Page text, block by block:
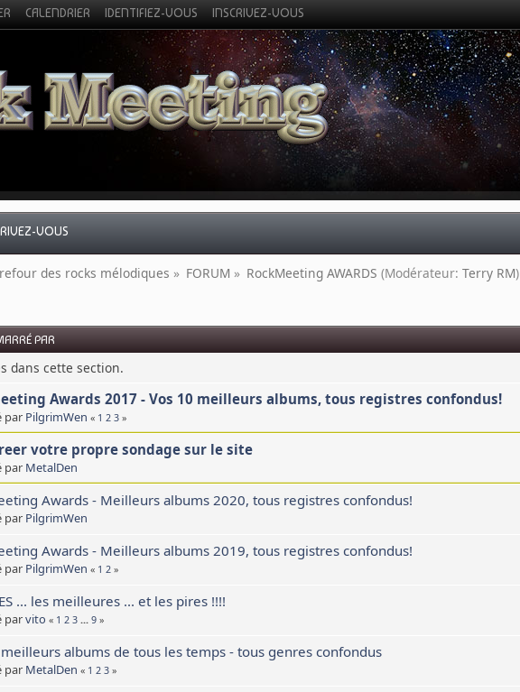
CALENDRIER IDENTIFIEZ-VOUS INSCRIVEZ-VOUS
VOUS
des rocks mélodiques » FORUM » RockMeeting AWARDS (Modérateur: Terry RM)
PAR
dans cette section.
Awards 2017 - Vos 10 meilleurs albums, tous registres confondus!
par PilgrimWen « 1 2 3»
votre propre sondage sur le site
par MetalDen
Awards - Meilleurs albums 2020, tous registres confondus!
par PilgrimWen
Awards - Meilleurs albums 2019, tous registres confondus!
par PilgrimWen « 1 2»
... les meilleures ... et les pires !!!!
parvito « 1 2 3 ... 9»
albums de tous les temps - tous genres confondus
par MetalDen « 1 2 3»